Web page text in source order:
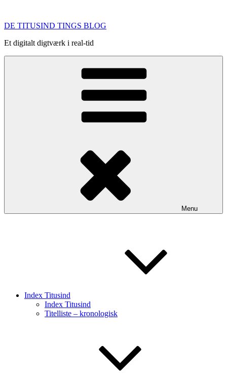
indhold
DE TITUSIND TINGS BLOG
Et digitalt digtværk i real-tid
Menu
Index Titusind
Index Titusind
Titelliste – kronologisk